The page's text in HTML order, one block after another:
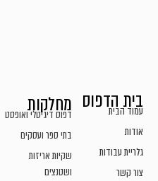
בית הדפוס
עמוד הבית
אודות
גלריית עבודות
צור קשר
מחלקות
דפוס דיגיטלי ואופסט
בתי ספר ועסקים
שקיות אריזות
ושטנצים